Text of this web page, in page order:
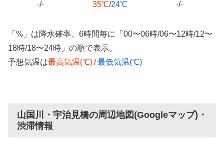
-/-
35℃/24℃
-/-
「%」は降水確率、6時間毎に「00〜06時/06〜12時/12〜
18時/18〜24時」の順で表示。
予想気温は最高気温(℃)/最低気温(℃)
山国川・宇治見橋の周辺地図(Googleマップ)・
渋滞情報